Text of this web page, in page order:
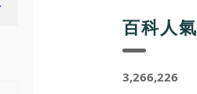
百科人氣
3,266,226